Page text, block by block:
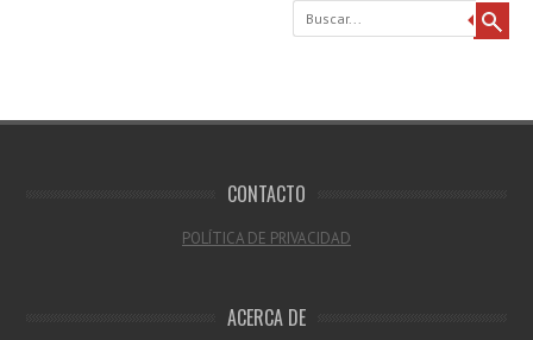
Buscar
CONTACTO
POLÍTICA DE PRIVACIDAD
ACERCA DE